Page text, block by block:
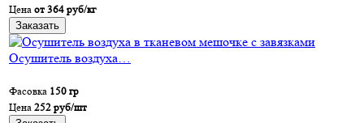
Цена от 364 руб/кг
Заказать
Осушитель воздуха…
Фасовка 150 гр
Цена 252 руб/шт